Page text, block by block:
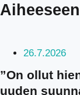
26.7.2026
”On ollut
uuden